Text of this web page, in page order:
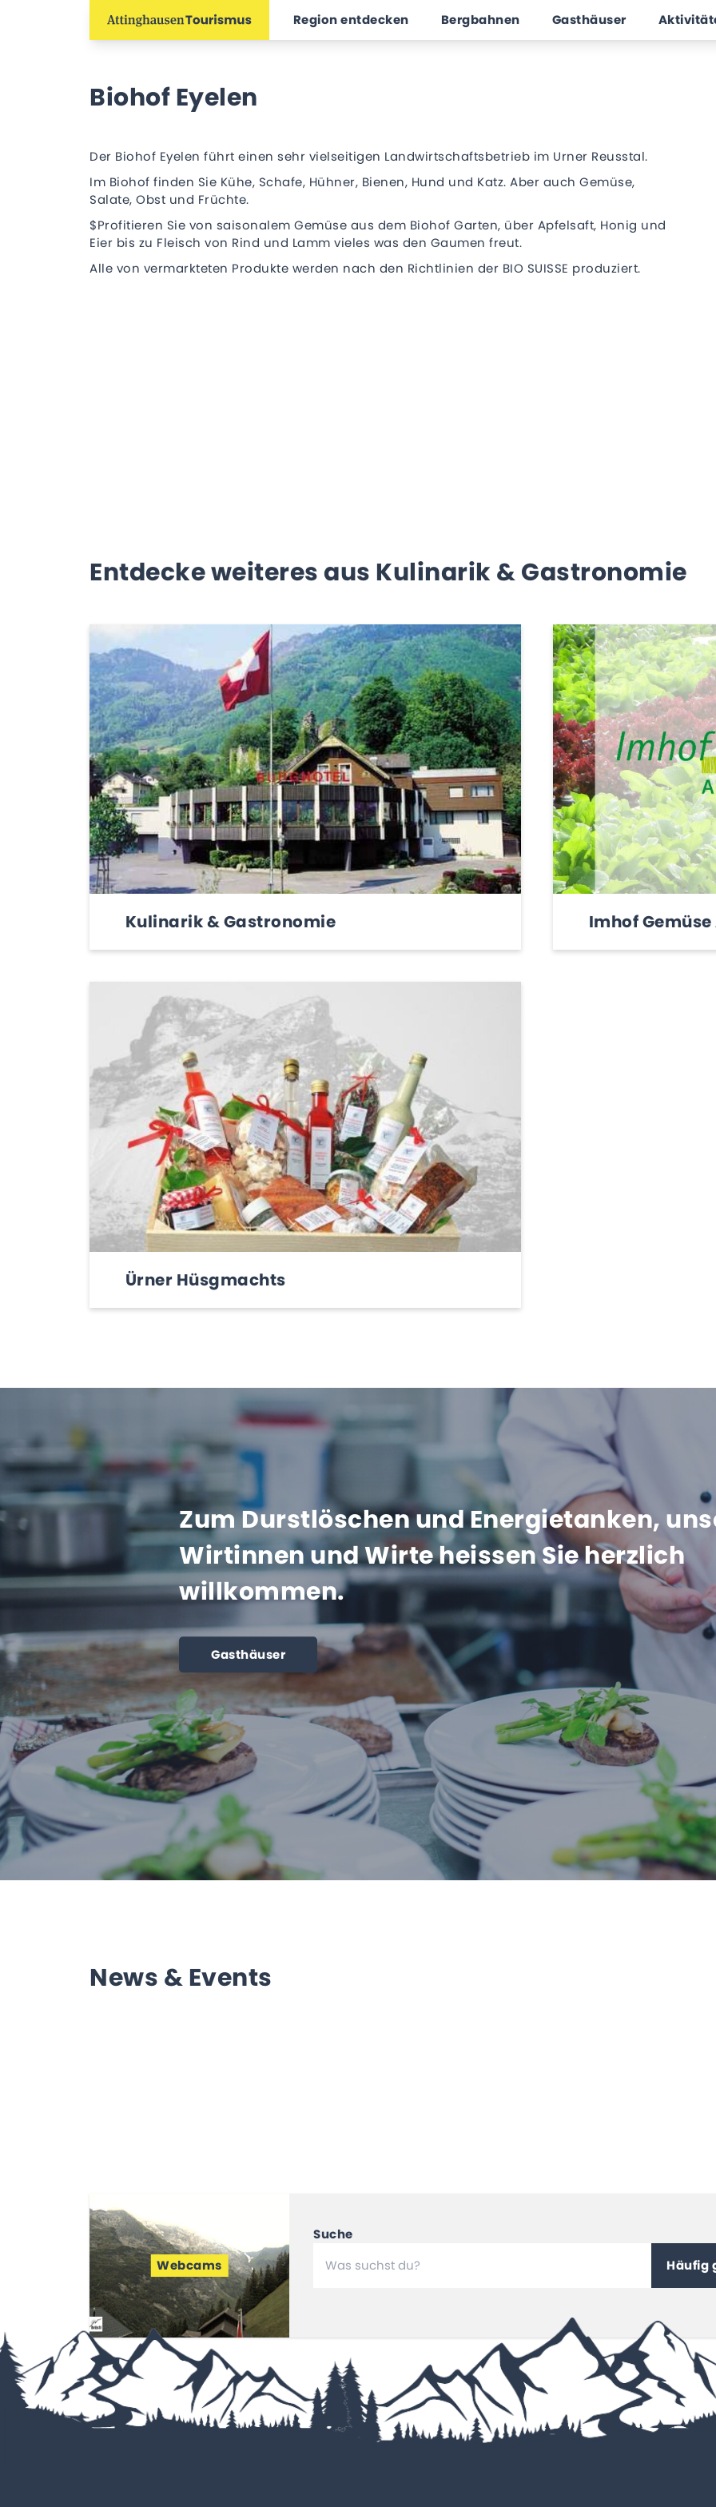
Region entdecken Bergbahnen Gasthäuser
Biohof Eyelen
Der Biohof Eyelen führt einen sehr vielseitigen Landwirtschaftsbetrieb im Urner Reusstal.
Im Biohof finden Sie Kühe, Schafe, Hühner, Bienen, Hund und Katz. Aber auch Gemüse,
Salate, Obst und Früchte.
$Profitieren Sie von saisonalem Gemüse aus dem Biohof Garten, über Apfelsaft, Honig und
Eier bis zu Fleisch von Rind und Lamm vieles was den Gaumen freut.
Alle von vermarkteten Produkte werden nach den Richtlinien der BIO SUISSE produziert.
Entdecke weiteres aus Kulinarik & Gastronomie
Kulinarik & Gastronomie Imhof
Ürner Hüsgmachts
Zum Durstlöschen und Energietanken,
Wirtinnen und Wirte heissen Sie herzlich
willkommen.
Gasthäuser
News & Events
Webcams
Suche
Häufig